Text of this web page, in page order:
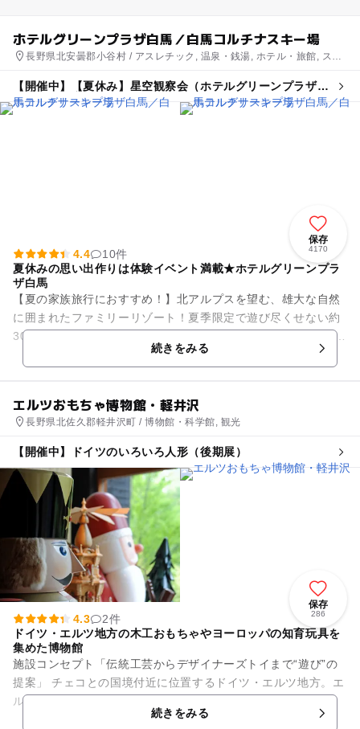
ホテルグリーンプラザ白馬／白馬コルチナスキー場
長野県北安曇郡小谷村 / アスレチック, 温泉・銭湯, ホテル・旅館, スキ
【開催中】【夏休み】星空観察会（ホテルグリーンプラザ白
馬宿泊者限定）
保存
4170
4.4
10件
夏休みの思い出作りは体験イベント満載★ホテルグリーンプラ
ザ白馬
【夏の家族旅行におすすめ！】北アルプスを望む、雄大な自然
に囲まれたファミリーリゾート！夏季限定で遊び尽くせない約
30種体験プログラムを用意した 「コルチナワンダーヴィレッ
ジ」が大人気！リゾート...続きをみる
エルツおもちゃ博物館・軽井沢
長野県北佐久郡軽井沢町 / 博物館・科学館, 観光
【開催中】ドイツのいろいろ人形（後期展）
保存
286
4.3
2件
ドイツ・エルツ地方の木工おもちゃやヨーロッパの知育玩具を
集めた博物館
施設コンセプト「伝統工芸からデザイナーズトイまで“遊び”の
提案」 チェコとの国境付近に位置するドイツ・エルツ地方。エ
ルツおもちゃ博物館は、300年以上の歴史を持つエルツ地方の
続きをみる